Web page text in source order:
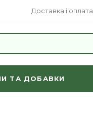
Доставка і оплата
ТА ДОБАВКИ